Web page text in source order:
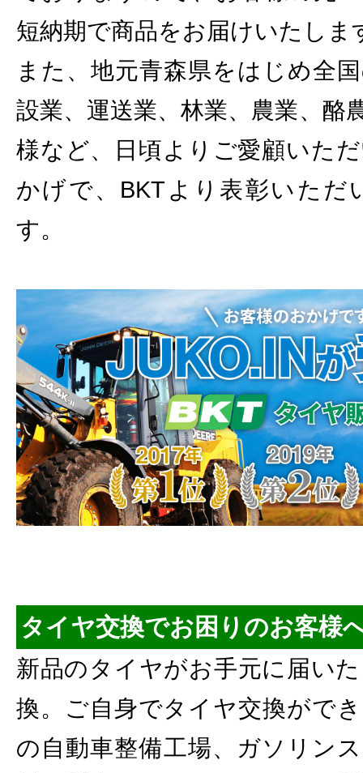
短納期で商品をお届けいたしま
また、地元青森県をはじめ全
設業、運送業、林業、農業、酪
様など、日頃よりご愛顧いた
かげで、BKTより表彰いただ
す。
タイヤ交換でお困りのお客様
新品のタイヤがお手元に届い
換。ご自身でタイヤ交換がで
の自動車整備工場、ガソリン